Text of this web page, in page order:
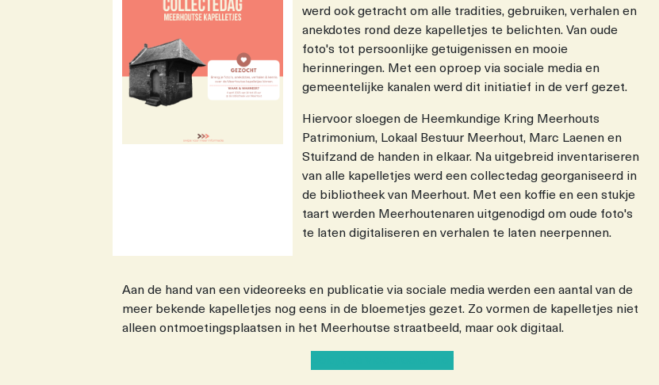
werd ook getracht om alle tradities, gebruiken, verhalen en
anekdotes rond deze kapelletjes te belichten. Van oude
foto's tot persoonlijke getuigenissen en mooie
herinneringen. Met een oproep via sociale media en
gemeentelijke kanalen werd dit initiatief in de verf gezet.
Hiervoor sloegen de Heemkundige Kring Meerhouts
Patrimonium, Lokaal Bestuur Meerhout, Marc Laenen en
Stuifzand de handen in elkaar. Na uitgebreid inventariseren
van alle kapelletjes werd een collectedag georganiseerd in
de bibliotheek van Meerhout. Met een koffie en een stukje
taart werden Meerhoutenaren uitgenodigd om oude foto's
te laten digitaliseren en verhalen te laten neerpennen.
Aan de hand van een videoreeks en publicatie via sociale media werden een aantal van de
meer bekende kapelletjes nog eens in de bloemetjes gezet. Zo vormen de kapelletjes niet
alleen ontmoetingsplaatsen in het Meerhoutse straatbeeld, maar ook digitaal.